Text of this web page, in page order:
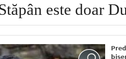
este doar